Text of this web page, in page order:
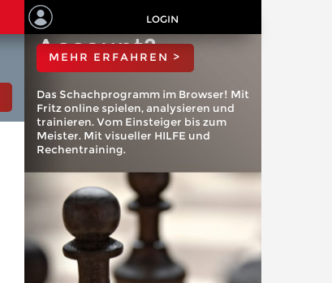
LOGIN
ChessBase
Account?
MEHR ERFAHREN >
Das Schachprogramm im Browser! Mit
Fritz online spielen, analysieren und
trainieren. Vom Einsteiger bis zum
Meister. Mit visueller HILFE und
Rechentraining.